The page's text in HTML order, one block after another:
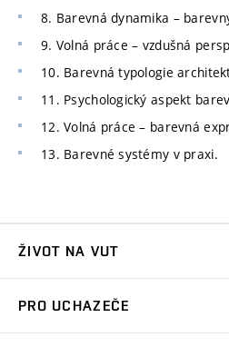
8. Barevná dynamika –
9. Volná práce – vzdušná
10. Barevná typologie
11. Psychologický aspekt
12. Volná práce – barevná
13. Barevné systémy v praxi.
ŽIVOT NA VUT
PRO UCHAZEČE